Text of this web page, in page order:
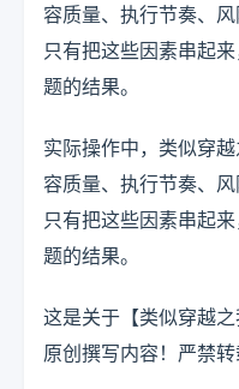
容质量、执行节奏、
只有把这些因素串起
题的结果。
实际操作中，类似穿
容质量、执行节奏、
只有把这些因素串起
题的结果。
这是关于【类似穿越之
原创撰写内容！严禁转